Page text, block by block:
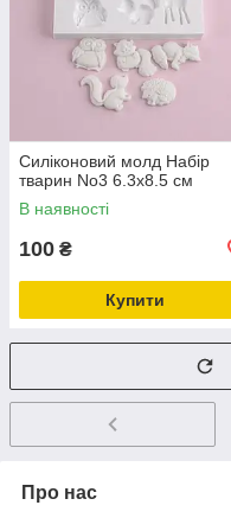
Силіконовий молд Набір
тварин No3 6.3х8.5 см
В наявності
100 ₴
Купити
Про нас